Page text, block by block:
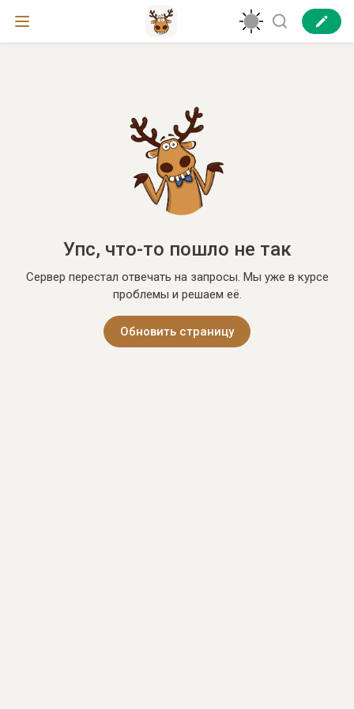
Упс, что-то пошло не так
Сервер перестал отвечать на запросы. Мы уже в курсе
проблемы и решаем её.
Обновить страницу